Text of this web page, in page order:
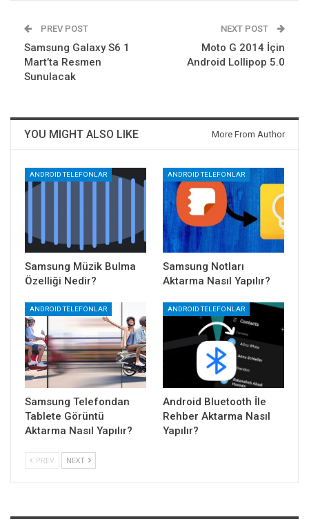
PREV POST
Samsung Galaxy S6 1
Mart’ta Resmen
Sunulacak
NEXT POST
Moto G 2014 İçin
Android Lollipop 5.0
YOU MIGHT ALSO LIKE More From Author
ANDROID TELEFONLAR
Samsung Müzik Bulma
Özelliği Nedir?
ANDROID TELEFONLAR
Samsung Notları
Aktarma Nasıl Yapılır?
ANDROID TELEFONLAR
Samsung Telefondan
Tablete Görüntü
Aktarma Nasıl Yapılır?
ANDROID TELEFONLAR
Android Bluetooth İle
Rehber Aktarma Nasıl
Yapılır?
PREV NEXT